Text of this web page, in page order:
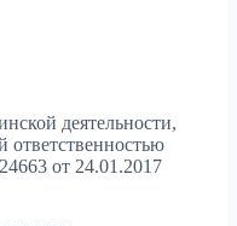
деятельности,
ответственностью
от 24.01.2017